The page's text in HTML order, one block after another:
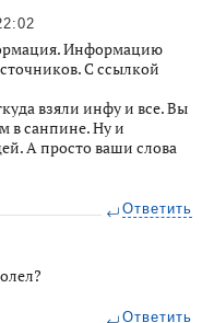
Информацию
С ссылкой
взяли инфу и все. Вы
в санпине. Ну и
А просто ваши слова
Ответить
Ответить